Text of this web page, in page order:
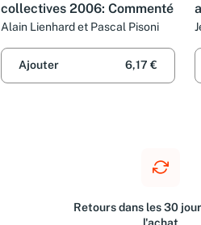
collectives 2006: Commenté
Alain Lienhard et Pascal Pisoni
Ajouter 6,17 €
Retours dans les 30